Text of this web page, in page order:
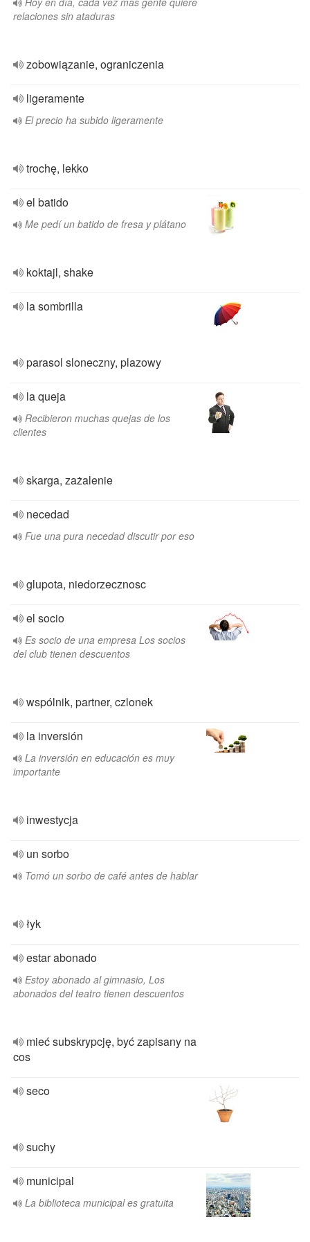
relaciones sin ataduras
zobowiązanie, ograniczenia
ligeramente
El precio ha subido ligeramente
trochę, lekko
el batido
Me pedí un batido de fresa y plátano
koktajl, shake
la sombrilla
parasol sloneczny, plazowy
la queja
Recibieron muchas quejas de los
clientes
skarga, zażalenie
necedad
Fue una pura necedad discutir por eso
glupota, niedorzecznosc
el socio
Es socio de una empresa Los socios
del club tienen descuentos
wspólnik, partner, czlonek
la inversión
La inversión en educación es muy
importante
inwestycja
un sorbo
Tomó un sorbo de café antes de hablar
łyk
estar abonado
Estoy abonado al gimnasio, Los
abonados del teatro tienen descuentos
mieć subskrypcję, być zapisany na
cos
seco
suchy
municipal
La biblioteca municipal es gratuita